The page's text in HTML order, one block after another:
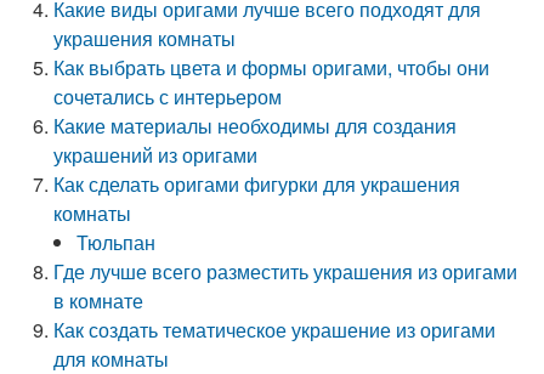
Какие виды оригами лучше всего подходят для
украшения комнаты
Как выбрать цвета и формы оригами, чтобы они
сочетались с интерьером
Какие материалы необходимы для создания
украшений из оригами
Как сделать оригами фигурки для украшения
комнаты
Тюльпан
Где лучше всего разместить украшения из оригами
в комнате
Как создать тематическое украшение из оригами
для комнаты